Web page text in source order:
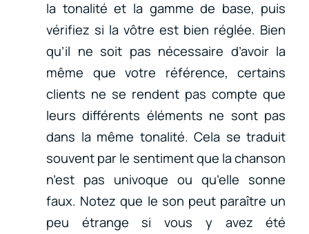
la tonalité et la gamme de base, puis
vérifiez si la vôtre est bien réglée. Bien
qu’il ne soit pas nécessaire d’avoir la
même que votre référence, certains
clients ne se rendent pas compte que
leurs différents éléments ne sont pas
dans la même tonalité. Cela se traduit
souvent par le sentiment que la chanson
n’est pas univoque ou qu’elle sonne
faux. Notez que le son peut paraître un
peu étrange si vous y avez été